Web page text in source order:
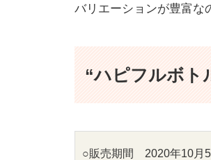
バリエーションが豊富な
“ハピフルボト
○販売期間　2020年10月